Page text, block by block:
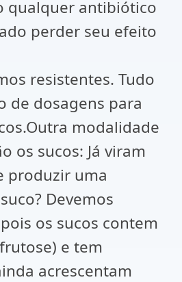
qualquer antibiótico
perder seu efeito
resistentes. Tudo
de dosagens para
modalidade
os sucos: Já viram
produzir uma
Devemos
os sucos contem
e tem
acrescentam